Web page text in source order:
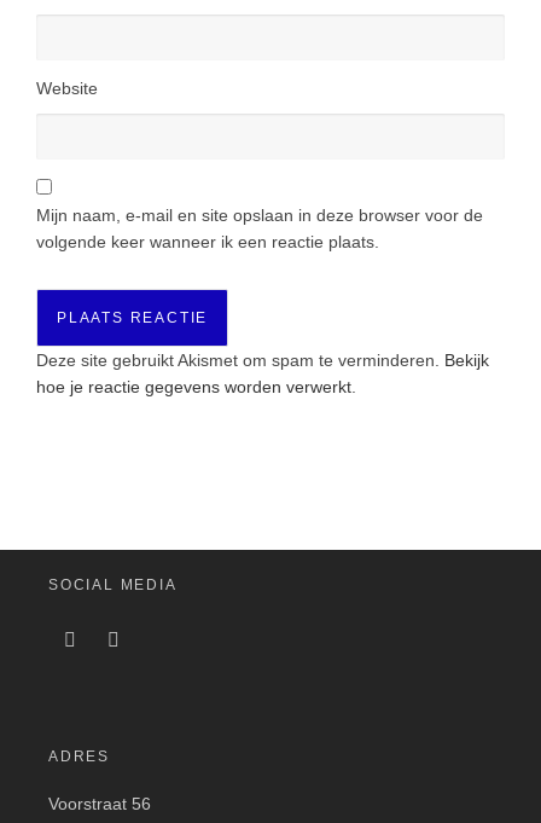
Website
Mijn naam, e-mail en site opslaan in deze browser voor de
volgende keer wanneer ik een reactie plaats.
Deze site gebruikt Akismet om spam te verminderen. Bekijk
hoe je reactie gegevens worden verwerkt
SOCIAL MEDIA
ADRES
Voorstraat 56